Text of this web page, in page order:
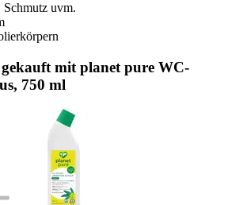
uvm.
mit planet pure WC-
750 ml